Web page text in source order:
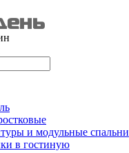
и модульные спальни
в гостиную